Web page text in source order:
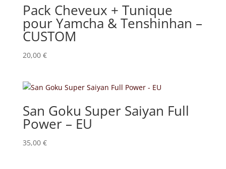
Pack Cheveux + Tunique
pour Yamcha & Tenshinhan –
CUSTOM
20,00 €
San Goku Super Saiyan Full
Power – EU
35,00 €